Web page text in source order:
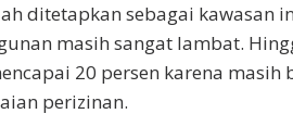
ditetapkan sebagai kawasan
masih sangat lambat.
20 persen karena
perizinan.